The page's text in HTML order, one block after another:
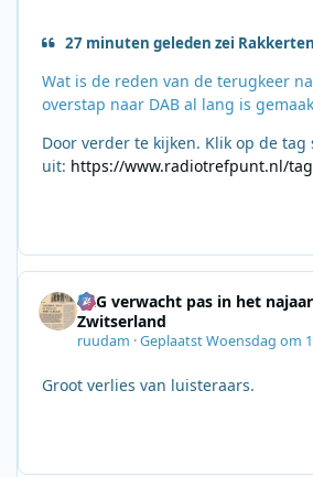
27 minuten geleden zei
Wat is de reden van de terugkeer
overstap naar DAB al lang is
Door verder te kijken. Klik op de
uit: https://www.radiotrefpunt.nl/
SRG verwacht pas in het
Zwitserland
ruudam ·GeplaatstWoensdag om
Groot verlies van luisteraars.